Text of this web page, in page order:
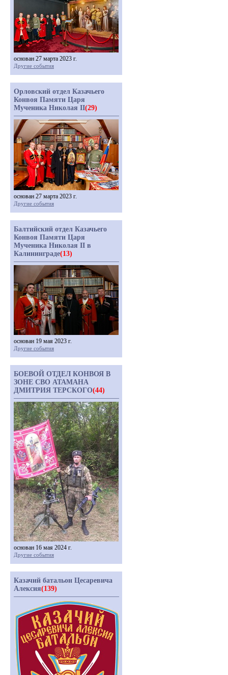
основан 27 марта 2023 г.
Другие события
Орловский отдел Казачьего
Конвоя Памяти Царя
Мученика Николая II(29)
основан 27 марта 2023 г.
Другие события
Балтийский отдел Казачьего
Конвоя Памяти Царя
Мученика Николая II в
Калининграде(13)
основан 19 мая 2023 г.
Другие события
БОЕВОЙ ОТДЕЛ КОНВОЯ В
ЗОНЕ СВО АТАМАНА
ДМИТРИЯ ТЕРСКОГО(44)
основан 16 мая 2024 г.
Другие события
Казачий батальон Цесаревича
Алексия(139)